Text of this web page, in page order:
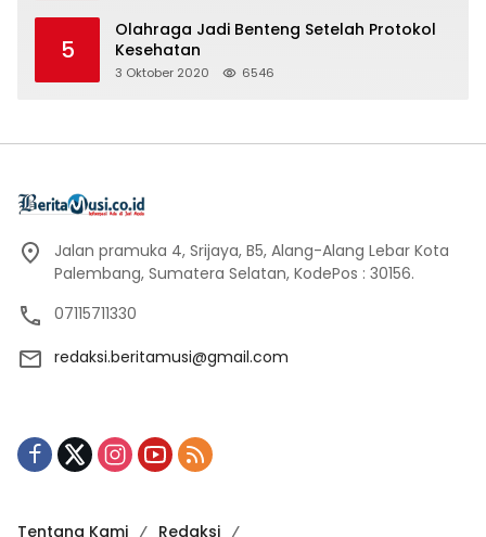
5
Olahraga Jadi Benteng Setelah Protokol
Kesehatan
3 Oktober 2020 6546
Jalan pramuka 4, Srijaya, B5, Alang-Alang Lebar Kota
Palembang, Sumatera Selatan, KodePos : 30156.
07115711330
redaksi.beritamusi@gmail.com
Tentang Kami Redaksi